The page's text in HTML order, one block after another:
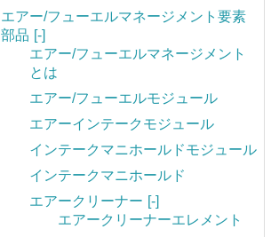
エアー/フューエルマネージメント要素
部品 [-]
エアー/フューエルマネージメント
とは
エアー/フューエルモジュール
エアーインテークモジュール
インテークマニホールドモジュール
インテークマニホールド
エアークリーナー [-]
エアークリーナーエレメント